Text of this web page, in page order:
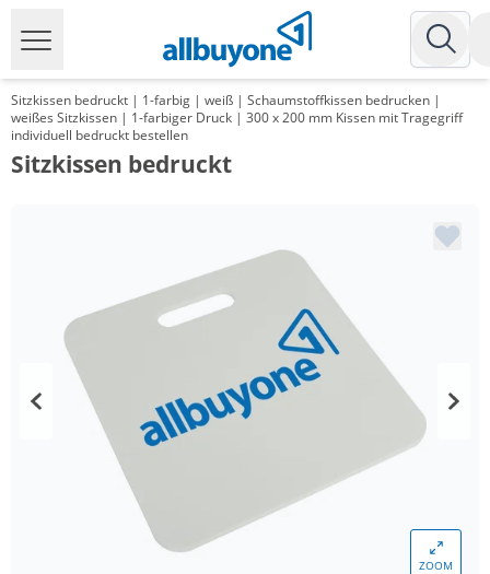
Sitzkissen bedruckt | 1-farbig | weiß | Schaumstoffkissen bedrucken |
weißes Sitzkissen | 1-farbiger Druck | 300 x 200 mm Kissen mit Tragegriff
individuell bedruckt bestellen
Sitzkissen bedruckt
ZOOM
Menge Preis
ab 250 Stück
ab 500 Stück
ab 1000 Stück 3,49 €